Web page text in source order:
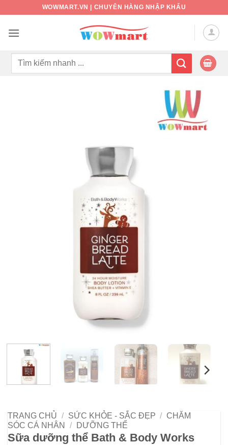
nội
WOWMART.VN | CHUYÊN HÀNG NHẬP KHẨU
Tìm
TRANG CHỦ / SỨC KHỎE - SẮC ĐẸP / CHĂM
SÓC CÁ NHÂN
/ DƯỠNG THỂ
Sữa dưỡng thể Bath & Body Works